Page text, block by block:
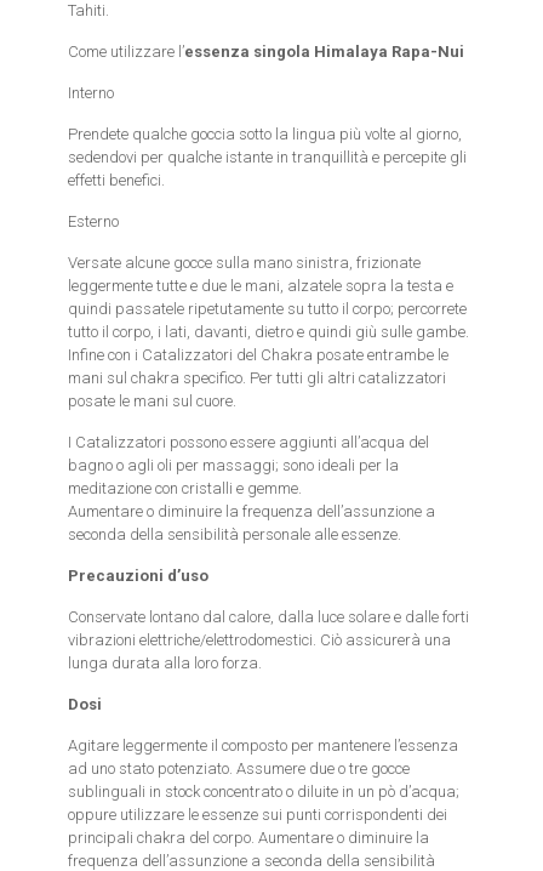
Tahiti.
Come utilizzare l’essenza singola Himalaya Rapa-Nui
Interno
Prendete qualche goccia sotto la lingua più volte al giorno,
sedendovi per qualche istante in tranquillità e percepite gli
effetti benefici.
Esterno
Versate alcune gocce sulla mano sinistra, frizionate
leggermente tutte e due le mani, alzatele sopra la testa e
quindi passatele ripetutamente su tutto il corpo; percorrete
tutto il corpo, i lati, davanti, dietro e quindi giù sulle gambe.
Infine con i Catalizzatori del Chakra posate entrambe le
mani sul chakra specifico. Per tutti gli altri catalizzatori
posate le mani sul cuore.
I Catalizzatori possono essere aggiunti all’acqua del
bagno o agli oli per massaggi; sono ideali per la
meditazione con cristalli e gemme.
Aumentare o diminuire la frequenza dell’assunzione a
seconda della sensibilità personale alle essenze.
Precauzioni d’uso
Conservate lontano dal calore, dalla luce solare e dalle forti
vibrazioni elettriche/elettrodomestici. Ciò assicurerà una
lunga durata alla loro forza.
Dosi
Agitare leggermente il composto per mantenere l’essenza
ad uno stato potenziato. Assumere due o tre gocce
sublinguali in stock concentrato o diluite in un pò d’acqua;
oppure utilizzare le essenze sui punti corrispondenti dei
principali chakra del corpo. Aumentare o diminuire la
frequenza dell’assunzione a seconda della sensibilità